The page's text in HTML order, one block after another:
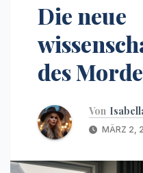
Die neue
des
Von
MÄRZ 2,